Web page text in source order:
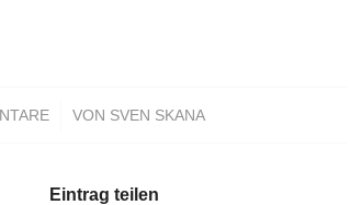
VON SVEN SKANA
Eintrag teilen